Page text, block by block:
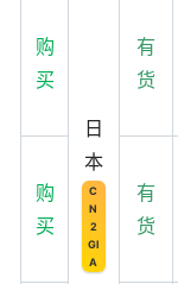
日
本
C
N
2
GI
A
购
买
有
货
购
买
有
货